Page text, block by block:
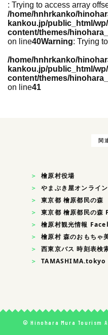
: Trying to access array
/home/hnhrkanko/
kankou.jp/public_html/
content/themes/
on line40Warning: Trying
/home/hnhrkanko/
kankou.jp/public_html/
content/themes/
on line41
関
檜原村役場
やまぶき屋オンライ
東京都 檜原都民の森
東京都 檜原都民の
檜原村観光情報
檜原村 森のおもちゃ
西東京バス 時刻表検
TAMASHIMA.tokyo
© Hinohara Mura Tourism